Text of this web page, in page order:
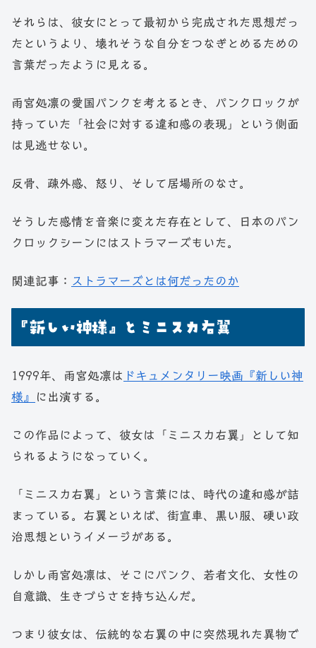
それらは、彼女にとって最初から完成された思想だっ
たというより、壊れそうな自分をつなぎとめるための
言葉だったように見える。
雨宮処凛の愛国パンクを考えるとき、パンクロックが
持っていた「社会に対する違和感の表現」という側面
は見逃せない。
反骨、疎外感、怒り、そして居場所のなさ。
そうした感情を音楽に変えた存在として、日本のパン
クロックシーンにはストラマーズもいた。
関連記事： ストラマーズとは何だったのか
『新しい神様』とミニスカ右翼
1999年、雨宮処凛は ドキュメンタリー映画『新しい神
様』
に出演する。
この作品によって、彼女は「ミニスカ右翼」として知
られるようになっていく。
「ミニスカ右翼」という言葉には、時代の違和感が詰
まっている。右翼といえば、街宣車、黒い服、硬い政
治思想というイメージがある。
しかし雨宮処凛は、そこにパンク、若者文化、女性の
自意識、生きづらさを持ち込んだ。
つまり彼女は、伝統的な右翼の中に突然現れた異物で